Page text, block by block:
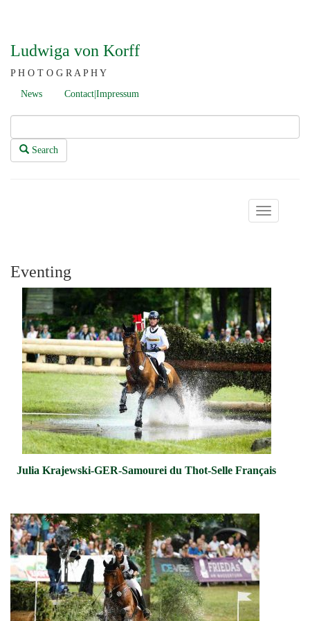
Ludwiga von Korff
P H O T O G R A P H Y
News
Contact|Impressum
Search
Toggle
navigation
Eventing
Julia Krajewski-GER-Samourei du Thot-Selle Français